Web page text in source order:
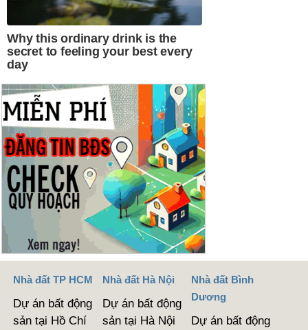
Nhà đất TP HCM
Dự án bất động
sản tại Hồ Chí
Nhà đất Hà Nội
Dự án bất động
sản tại Hà Nội
Nhà đất Bình
Dương
Dự án bất động